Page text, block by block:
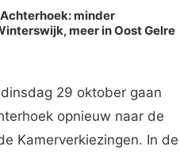
minder
meer in Oost Gelre
dinsdag 29 oktober gaan
opnieuw naar de
Kamerverkiezingen. In de